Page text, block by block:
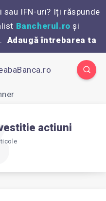
IFN-uri? Iți răspunde
Bancherul.ro și
. Adaugă întrebarea ta
actiuni